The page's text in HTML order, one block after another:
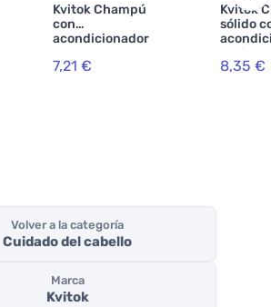
Kvitok Champú
con
acondicionador
ligeros Ylang
7,21 €
Kvitok
sólido
8,35 €
Volver a la categoría
Cuidado del cabello
Marca
Kvitok